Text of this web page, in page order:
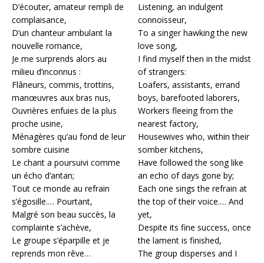
D’écouter, amateur rempli de
complaisance,
D’un chanteur ambulant la
nouvelle romance,
Je me surprends alors au
milieu d’inconnus :
Flâneurs, commis, trottins,
manœuvres aux bras nus,
Ouvrières enfuies de la plus
proche usine,
Ménagères qu’au fond de leur
sombre cuisine
Le chant a poursuivi comme
un écho d’antan;
Tout ce monde au refrain
s’égosille.… Pourtant,
Malgré son beau succès, la
complainte s’achève,
Le groupe s’éparpille et je
reprends mon rêve…
Listening, an indulgent
connoisseur,
To a singer hawking the new
love song,
I find myself then in the midst
of strangers:
Loafers, assistants, errand
boys, barefooted laborers,
Workers fleeing from the
nearest factory,
Housewives who, within their
somber kitchens,
Have followed the song like
an echo of days gone by;
Each one sings the refrain at
the top of their voice.… And
yet,
Despite its fine success, once
the lament is finished,
The group disperses and I